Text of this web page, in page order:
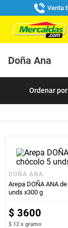
Venta
Doña Ana
DOÑA ANA
Arepa DOÑA ANA
unds x300 g
$ 3600
$ 12 x gramo